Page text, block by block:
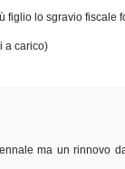
lo sgravio fiscale
a carico)
ma un rinnovo